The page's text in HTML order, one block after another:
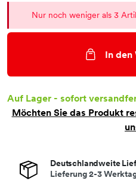
Nur noch weniger als 3
In den
Auf Lager - sofort
Möchten Sie das Produkt
Deutschlandweite
Lieferung 2-3